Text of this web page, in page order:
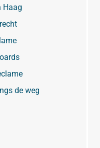
Haag
de weg